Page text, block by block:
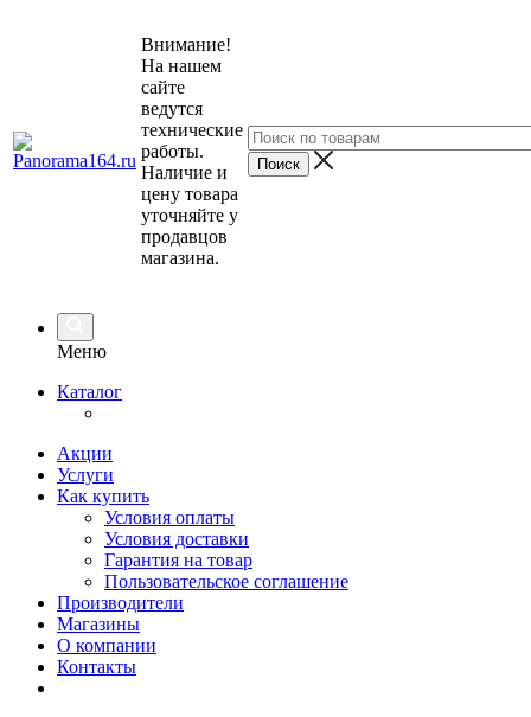
Внимание!
На нашем
сайте
ведутся
технические
работы.
Наличие и
цену товара
уточняйте у
продавцов
магазина.
Меню
Каталог
Акции
Услуги
Как купить
Условия оплаты
Условия доставки
Гарантия на товар
Пользовательское соглашение
Производители
Магазины
О компании
Контакты